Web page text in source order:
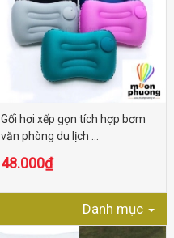
Gối hơi xếp gọn tích hợp bơm
văn phòng du lịch ...
48.000₫
Danh mục